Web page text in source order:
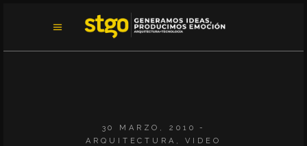
30 MARZO, 2010
ARQUITECTURA ,VIDEO